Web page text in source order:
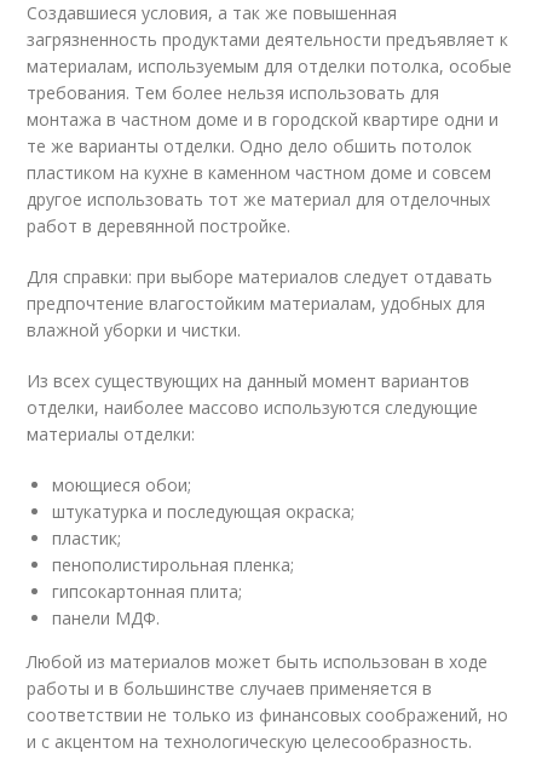
Создавшиеся условия, а так же повышенная
загрязненность продуктами деятельности предъявляет к
материалам, используемым для отделки потолка, особые
требования. Тем более нельзя использовать для
монтажа в частном доме и в городской квартире одни и
те же варианты отделки. Одно дело обшить потолок
пластиком на кухне в каменном частном доме и совсем
другое использовать тот же материал для отделочных
работ в деревянной постройке.
Для справки: при выборе материалов следует отдавать
предпочтение влагостойким материалам, удобных для
влажной уборки и чистки.
Из всех существующих на данный момент вариантов
отделки, наиболее массово используются следующие
материалы отделки:
моющиеся обои;
штукатурка и последующая окраска;
пластик;
пенополистирольная пленка;
гипсокартонная плита;
панели МДФ.
Любой из материалов может быть использован в ходе
работы и в большинстве случаев применяется в
соответствии не только из финансовых соображений, но
и с акцентом на технологическую целесообразность.